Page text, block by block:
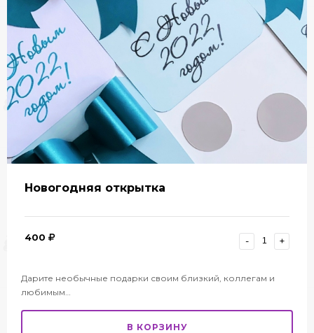
Новогодняя открытка
400 - +
Дарите необычные подарки своим близкий, коллегам и
любимым…
В КОРЗИНУ